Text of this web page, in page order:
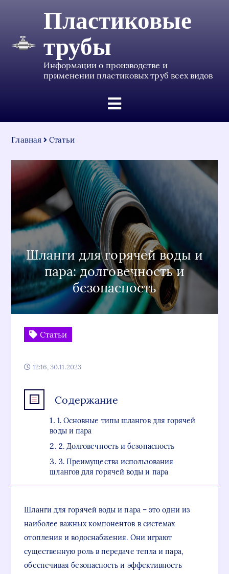
Пластиковые
трубы
Информации о производстве и
применении пластиковых труб всех видов
Главная Статьи
Шланги для горячей воды и
пара: долговечность и
безопасность
Статьи
12:16, 30.11.2023
Содержание
1. Основные типы шлангов для горячей
воды и пара
2. Долговечность и безопасность
3. Преимущества использования
шлангов для горячей воды и пара
Шланги для горячей воды и пара – это одни из
наиболее важных компонентов в системах
отопления и водоснабжения. Они играют
существенную роль в передаче тепла и пара,
обеспечивая безопасность и эффективность